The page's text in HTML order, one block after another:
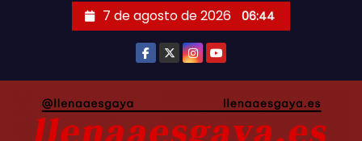
7 de agosto de 2026 06:44